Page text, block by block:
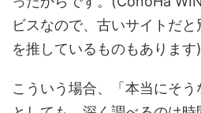
ビスなので、古いサイトだ
を推しているものもあります)
こういう場合、「本当にそ